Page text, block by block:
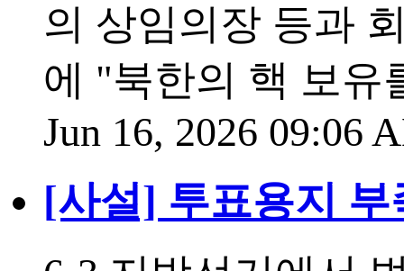
의 상임의장 등과
에 "북한의 핵 보
Jun 16, 2026 09:06
[사설] 투표용지